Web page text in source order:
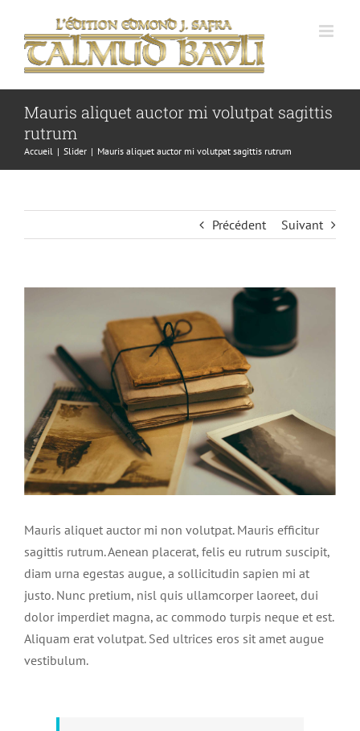
contenu
Mauris aliquet auctor mi volutpat sagittis
rutrum
Accueil Slider Mauris aliquet auctor mi volutpat sagittis rutrum
Précédent Suivant
agrandie
Mauris aliquet auctor mi non volutpat. Mauris efficitur
sagittis rutrum. Aenean placerat, felis eu rutrum suscipit,
diam urna egestas augue, a sollicitudin sapien mi at
justo. Nunc pretium, nisl quis ullamcorper laoreet, dui
dolor imperdiet magna, ac commodo turpis neque et est.
Aliquam erat volutpat. Sed ultrices eros sit amet augue
vestibulum.